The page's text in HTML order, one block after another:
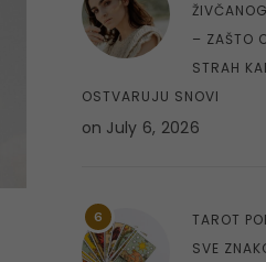
– ZAŠTO
STRAH
OSTVARUJU SNOVI
on July 6, 2026
6
TAROT
SVE